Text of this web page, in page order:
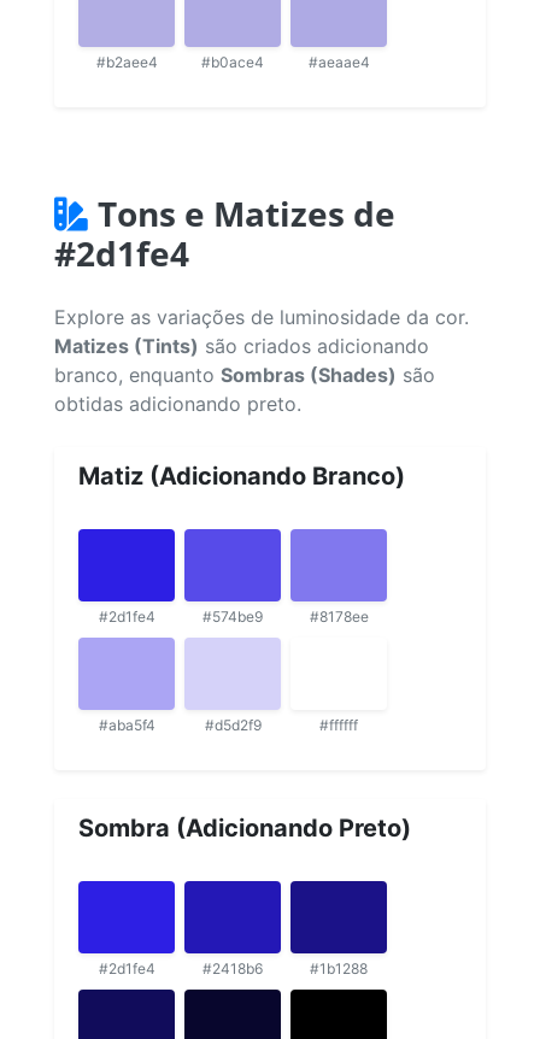
#b2aee4 #b0ace4 #aeaae4
Tons e Matizes de
#2d1fe4
Explore as variações de luminosidade da cor.
Matizes (Tints) são criados adicionando
branco, enquanto Sombras (Shades) são
obtidas adicionando preto.
Matiz (Adicionando Branco)
#2d1fe4 #574be9 #8178ee
#aba5f4 #d5d2f9 #ffffff
Sombra (Adicionando Preto)
#2d1fe4 #2418b6 #1b1288